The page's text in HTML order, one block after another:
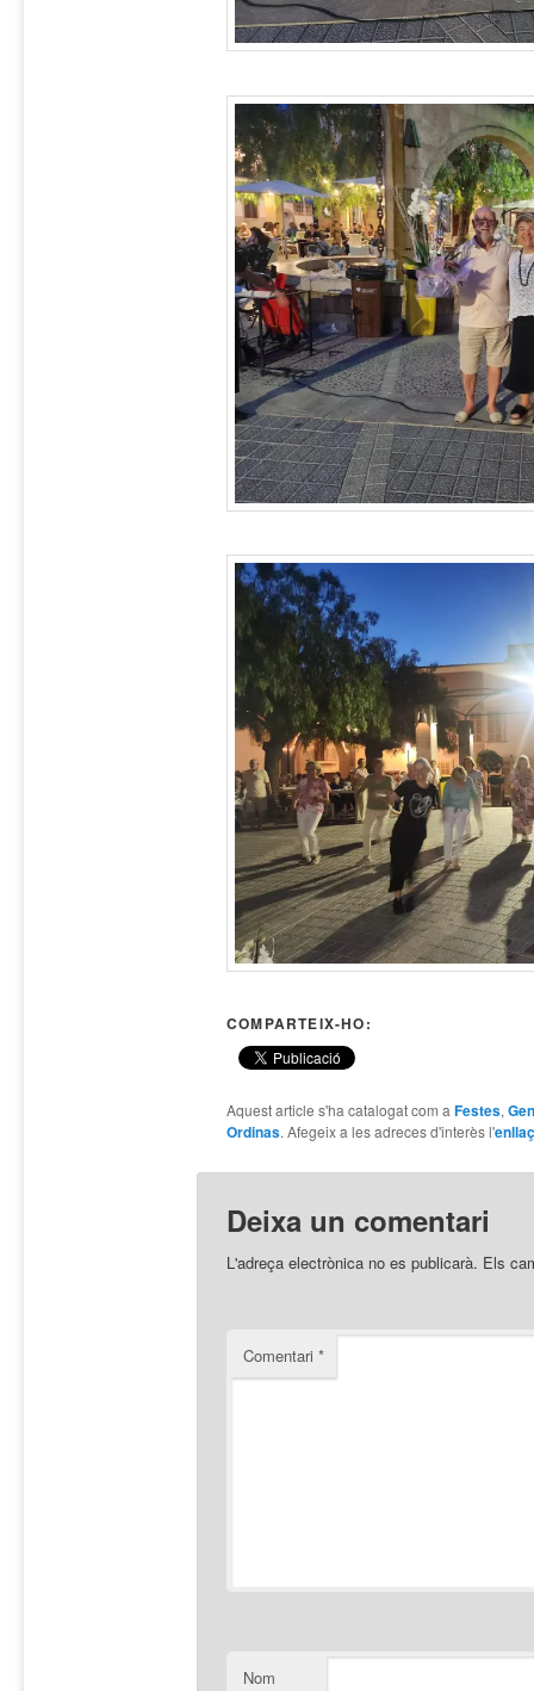
COMPARTEIX-HO:
Aquest article s'ha catalogat com a Festes,
Ordinas. Afegeix a les adreces d'interès l'enllaç
Deixa un comentari
L'adreça electrònica no es publicarà. Els
Comentari *
Nom